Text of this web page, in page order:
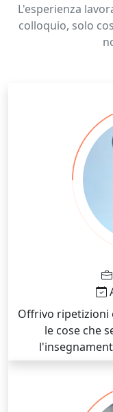
L'esperienza
colloquio, solo
Offrivo ripetizioni
le cose che